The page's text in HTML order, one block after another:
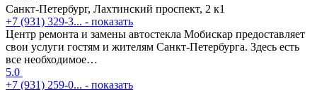
Санкт-Петербург, Лахтинский проспект, 2 к1
+7 (931) 329-3... - показать
Центр ремонта и замены автостекла Мобискар предоставляет
свои услуги гостям и жителям Санкт-Петербурга. Здесь есть
все необходимое…
5.0
+7 (931) 259-0... - показать